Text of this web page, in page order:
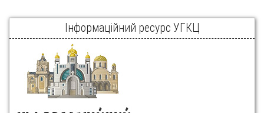
Інформаційний ресурс УГКЦ